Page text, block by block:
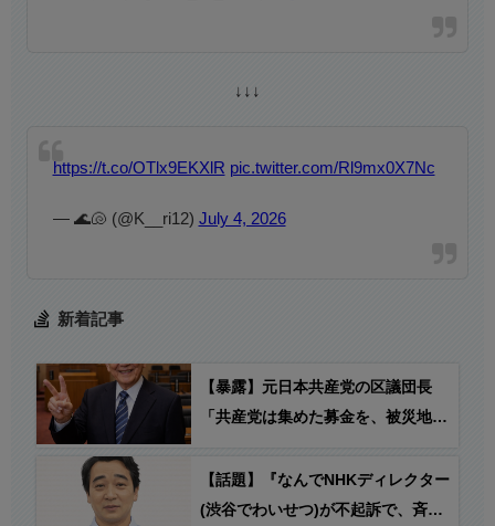
↓↓↓
https://t.co/OTlx9EKXlR pic.twitter.com/Rl9mx0X7Nc
— 🌊🐚 (@K__ri12) July 4, 2026
新着記事
【暴露】元日本共産党の区議団長
「共産党は集めた募金を、被災地に
て行って何に使うかっていったら、
被災地での共産党の活動に使う」
【話題】『なんでNHKディレクター
(渋谷でわいせつ)が不起訴で、斉藤